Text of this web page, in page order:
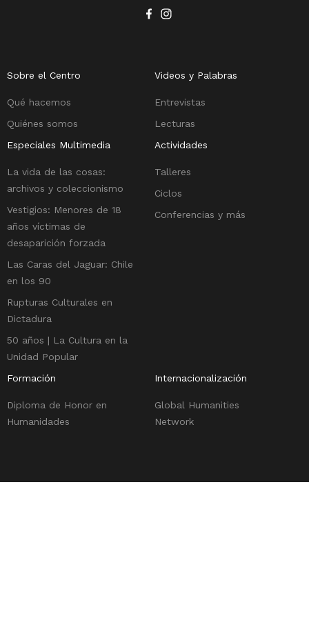
Sobre el Centro
Qué hacemos
Quiénes somos
Videos y Palabras
Entrevistas
Lecturas
Especiales Multimedia
La vida de las cosas:
archivos y coleccionismo
Vestigios: Menores de 18
años víctimas de
desaparición forzada
Las Caras del Jaguar: Chile
en los 90
Rupturas Culturales en
Dictadura
50 años | La Cultura en la
Unidad Popular
Actividades
Talleres
Ciclos
Conferencias y más
Formación
Diploma de Honor en
Humanidades
Internacionalización
Global Humanities
Network